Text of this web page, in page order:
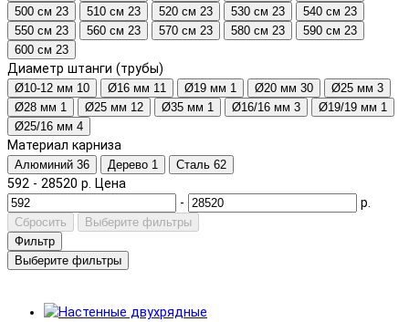
500 см 23 510 см 23 520 см 23 530 см 23 540 см 23
550 см 23 560 см 23 570 см 23 580 см 23 590 см 23
600 см 23
Диаметр штанги (трубы)
Ø10-12 мм 10 Ø16 мм 11 Ø19 мм 1 Ø20 мм 30 Ø25 мм 3
Ø28 мм 1 Ø25 мм 12 Ø35 мм 1 Ø16/16 мм 3 Ø19/19 мм 1
Ø25/16 мм 4
Материал карниза
Алюминий 36 Дерево 1 Сталь 62
592 - 28520 р. Цена
-
р.
Сбросить
Выберите фильтры
Фильтр
Выберите фильтры